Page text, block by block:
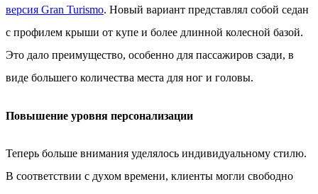
версия Gran Turismo. Новый вариант представлял собой седан
с профилем крыши от купе и более длинной колесной базой.
Это дало преимущество, особенно для пассажиров сзади, в
виде большего количества места для ног и головы.
Повышение уровня персонализации
Теперь больше внимания уделялось индивидуальному стилю.
В соответствии с духом времени, клиенты могли свободно